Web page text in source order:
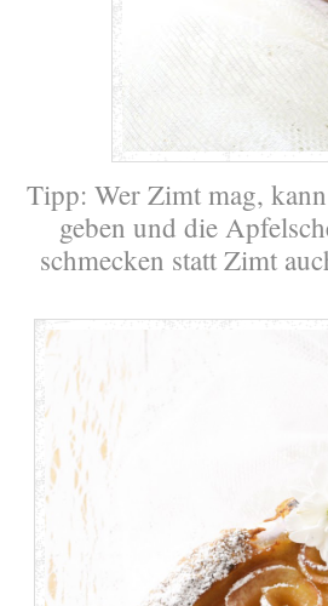
Tipp: Wer Zimt mag,
geben und die
schmecken statt Zimt